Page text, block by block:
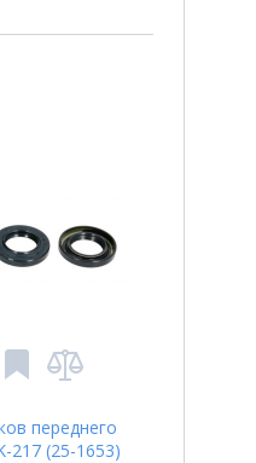
переднего
217 (25-1653)